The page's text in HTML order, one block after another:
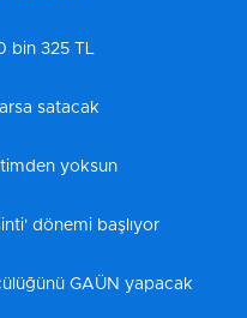
bin 325 TL
satacak
yoksun
dönemi başlıyor
GAÜN yapacak